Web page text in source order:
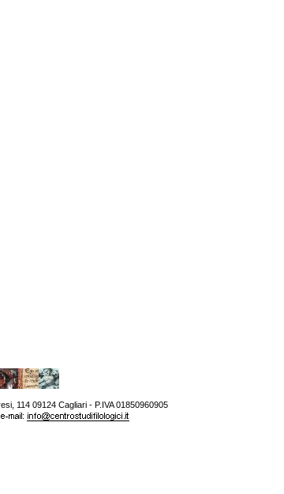
114 09124 Cagliari - P.IVA 01850960905